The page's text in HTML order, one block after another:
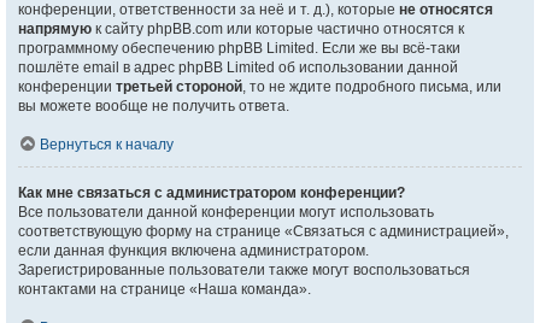
конференции, ответственности за неё и т. д.), которые не относятся
напрямую к сайту phpBB.com или которые частично относятся к
программному обеспечению phpBB Limited. Если же вы всё-таки
пошлёте email в адрес phpBB Limited об использовании данной
конференции третьей стороной, то не ждите подробного письма, или
вы можете вообще не получить ответа.
Вернуться к началу
Как мне связаться с администратором конференции?
Все пользователи данной конференции могут использовать
соответствующую форму на странице «Связаться с администрацией»,
если данная функция включена администратором.
Зарегистрированные пользователи также могут воспользоваться
контактами на странице «Наша команда».